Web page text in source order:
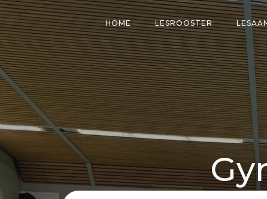
Naar
de
inhoud
springen
HOME LESROOSTER